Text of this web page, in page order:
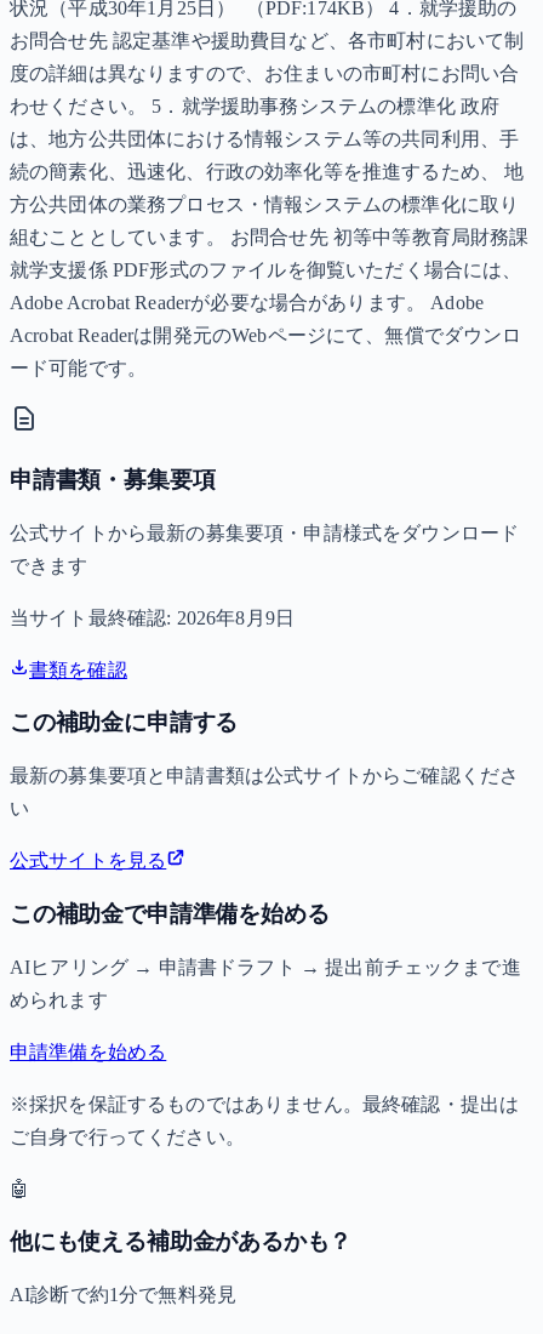
状況（平成30年1月25日） （PDF:174KB） 4．就学援助の
お問合せ先 認定基準や援助費目など、各市町村において制
度の詳細は異なりますので、お住まいの市町村にお問い合
わせください。 5．就学援助事務システムの標準化 政府
は、地方公共団体における情報システム等の共同利用、手
続の簡素化、迅速化、行政の効率化等を推進するため、 地
方公共団体の業務プロセス・情報システムの標準化に取り
組むこととしています。 お問合せ先 初等中等教育局財務課
就学支援係 PDF形式のファイルを御覧いただく場合には、
Adobe Acrobat Readerが必要な場合があります。 Adobe
Acrobat Readerは開発元のWebページにて、無償でダウンロ
ード可能です。
申請書類・募集要項
公式サイトから最新の募集要項・申請様式をダウンロード
できます
当サイト最終確認: 2026年8月9日
書類を確認
この補助金に申請する
最新の募集要項と申請書類は公式サイトからご確認くださ
い
公式サイトを見る
この補助金で申請準備を始める
AIヒアリング → 申請書ドラフト → 提出前チェックまで進
められます
申請準備を始める
※採択を保証するものではありません。最終確認・提出は
ご自身で行ってください。
🤖
他にも使える補助金があるかも？
AI診断で約1分で無料発見